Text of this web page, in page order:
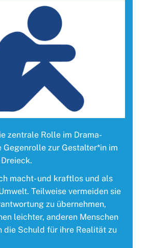
zentrale Rolle im Drama-
Gegenrolle zur Gestalter*in im
macht- und kraftlos und als
Teilweise vermeiden sie
zu übernehmen,
leichter, anderen Menschen
die Schuld für ihre Realität zu